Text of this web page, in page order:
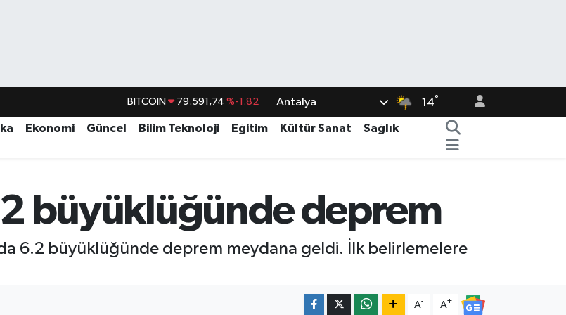
BITCOIN 79.591,74 %-1.82
DOLAR 45,43620 %0.02
G.ALTIN 6862,09000 %0.19
BİST100 14.598,00
Antalya 14°
Ekonomi Güncel Bilim Teknoloji Eğitim Kültür Sanat
Sağlık
büyüklüğünde deprem
6.2 büyüklüğünde deprem meydana geldi. İlk belirlemelere
A- A+